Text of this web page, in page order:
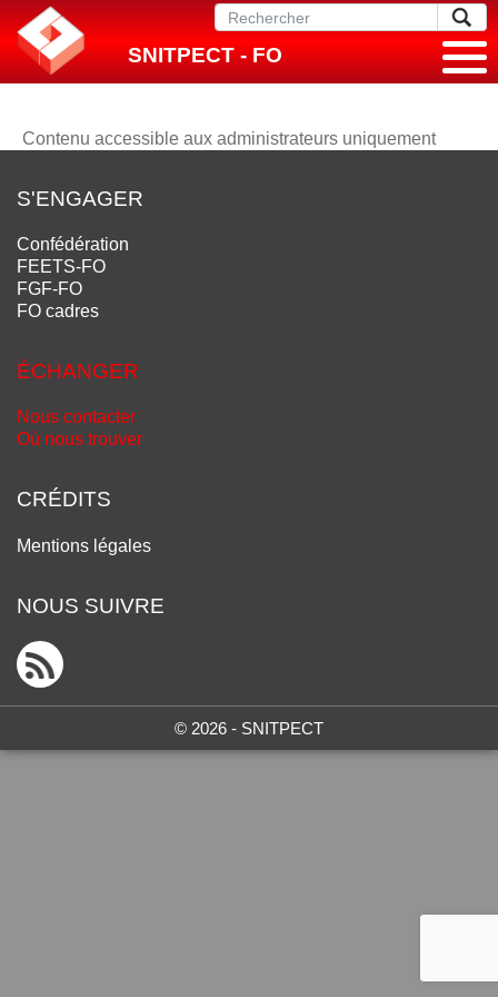
SNITPECT - FO
Contenu accessible aux administrateurs uniquement
S'ENGAGER
Confédération
FEETS-FO
FGF-FO
FO cadres
ÉCHANGER
Nous contacter
Où nous trouver
CRÉDITS
Mentions légales
NOUS SUIVRE
© 2026 - SNITPECT